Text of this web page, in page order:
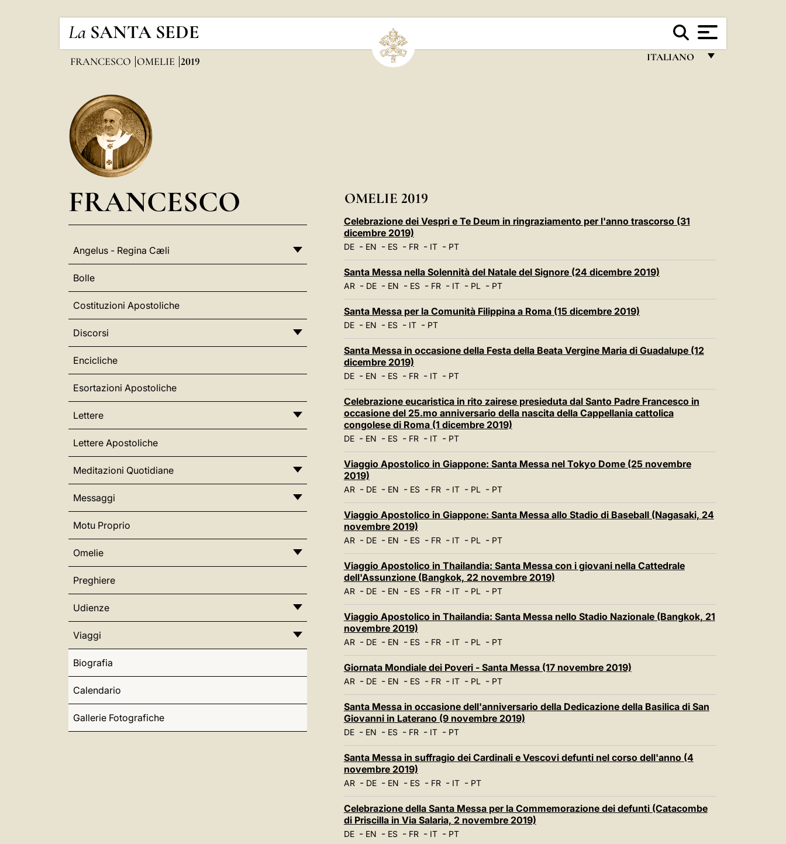
La SANTA SEDE
ITALIANO
POLSKI
中文
FRANCESCO OMELIE 2019
FRANCESCO
Angelus - Regina Cæli
Bolle
Costituzioni Apostoliche
Discorsi
Encicliche
Esortazioni Apostoliche
Lettere
Lettere Apostoliche
Meditazioni Quotidiane
Messaggi
Motu Proprio
Omelie
Preghiere
Udienze
Viaggi
Biografia
Calendario
Gallerie Fotografiche
OMELIE 2019
Celebrazione dei Vespri e Te Deum in ringraziamento per l'anno trascorso (31
dicembre 2019)
DE- EN - ES- FR- IT- PT
Santa Messa nella Solennità del Natale del Signore (24 dicembre 2019)
AR- DE- EN - ES- FR- IT- PL- PT
Santa Messa per la Comunità Filippina a Roma (15 dicembre 2019)
DE- EN - ES- IT- PT
Santa Messa in occasione della Festa della Beata Vergine Maria di Guadalupe (12
dicembre 2019)
DE- EN - ES- FR- IT- PT
Celebrazione eucaristica in rito zairese presieduta dal Santo Padre Francesco in
occasione del 25.mo anniversario della nascita della Cappellania cattolica
congolese di Roma (1 dicembre 2019)
DE- EN - ES- FR- IT- PT
Viaggio Apostolico in Giappone: Santa Messa nel Tokyo Dome (25 novembre
2019)
AR- DE- EN - ES- FR- IT- PL- PT
Viaggio Apostolico in Giappone: Santa Messa allo Stadio di Baseball (Nagasaki, 24
novembre 2019)
AR- DE- EN - ES- FR- IT- PL- PT
Viaggio Apostolico in Thailandia: Santa Messa con i giovani nella Cattedrale
dell'Assunzione (Bangkok, 22 novembre 2019)
AR- DE- EN - ES- FR- IT- PL- PT
Viaggio Apostolico in Thailandia: Santa Messa nello Stadio Nazionale (Bangkok, 21
novembre 2019)
AR- DE- EN - ES- FR- IT- PL- PT
Giornata Mondiale dei Poveri - Santa Messa (17 novembre 2019)
AR- DE- EN - ES- FR- IT- PL- PT
Santa Messa in occasione dell'anniversario della Dedicazione della Basilica di San
Giovanni in Laterano (9 novembre 2019)
DE- EN - ES- FR- IT- PT
Santa Messa in suffragio dei Cardinali e Vescovi defunti nel corso dell'anno (4
novembre 2019)
AR- DE- EN - ES- FR- IT- PT
Celebrazione della Santa Messa per la Commemorazione dei defunti (Catacombe
di Priscilla in Via Salaria, 2 novembre 2019)
DE- EN - ES- FR- IT- PT